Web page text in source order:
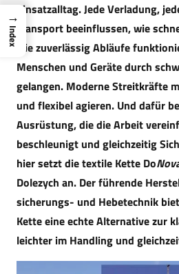
Einsatzalltag. Jede Verladung,
Transport beeinflussen, wie
wie zuverlässig Abläufe
Menschen und Geräte durch
gelangen. Moderne Streitkräfte
und flexibel agieren. Und dafür
Ausrüstung, die die Arbeit
beschleunigt und gleichzeitig
hier setzt die textile Kette Do
Dolezych an. Der führende
sicherungs- und Hebetechnik
Kette eine echte Alternative zur
leichter im Handling und
→
Index